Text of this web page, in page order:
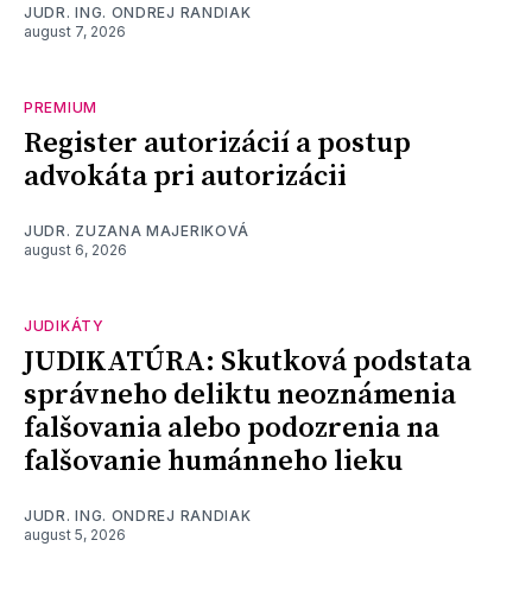
JUDR. ING. ONDREJ RANDIAK
august 7, 2026
PREMIUM
Register autorizácií a postup
advokáta pri autorizácii
JUDR. ZUZANA MAJERIKOVÁ
august 6, 2026
JUDIKÁTY
JUDIKATÚRA: Skutková podstata
správneho deliktu neoznámenia
falšovania alebo podozrenia na
falšovanie humánneho lieku
JUDR. ING. ONDREJ RANDIAK
august 5, 2026